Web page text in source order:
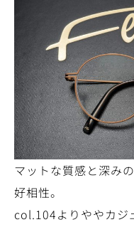
マットな質感と深み
好相性。
col.104よりややカジ